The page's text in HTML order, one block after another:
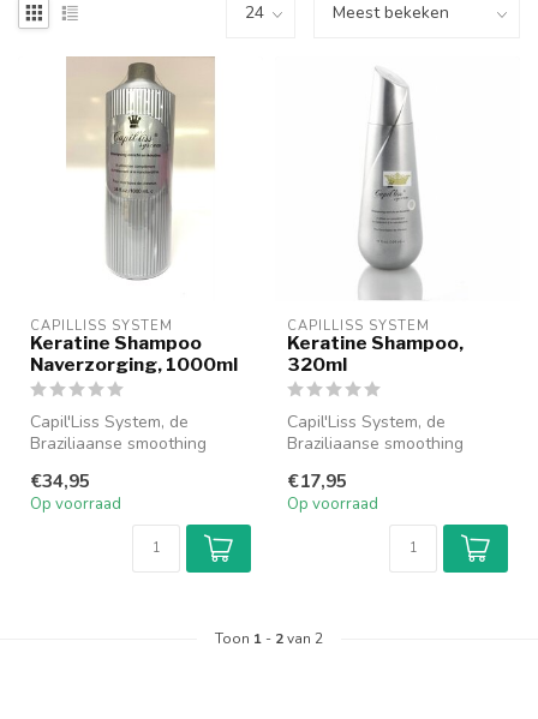
CAPILLISS SYSTEM
Keratine Shampoo
Naverzorging, 1000ml
Capil'Liss System, de
Braziliaanse smoothing
keratine.
€34,95
Op voorraad
CAPILLISS SYSTEM
Keratine Shampoo,
320ml
Capil'Liss System, de
Braziliaanse smoothing
keratine.
€17,95
Op voorraad
Toon 1 - 2van 2